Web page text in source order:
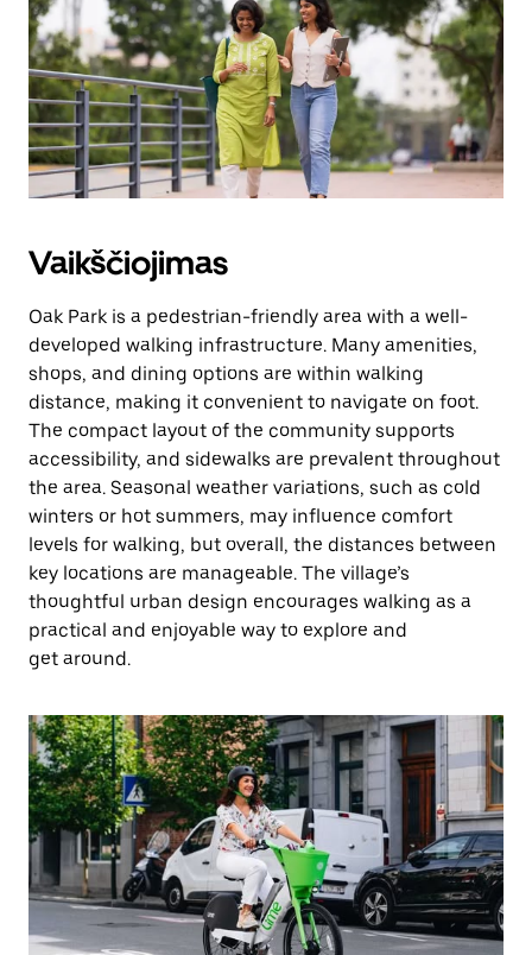
Vaikščiojimas
Oak Park is a pedestrian-friendly area with a well-
developed walking infrastructure. Many amenities,
shops, and dining options are within walking
distance, making it convenient to navigate on foot.
The compact layout of the community supports
accessibility, and sidewalks are prevalent throughout
the area. Seasonal weather variations, such as cold
winters or hot summers, may influence comfort
levels for walking, but overall, the distances between
key locations are manageable. The village’s
thoughtful urban design encourages walking as a
practical and enjoyable way to explore and
get around.